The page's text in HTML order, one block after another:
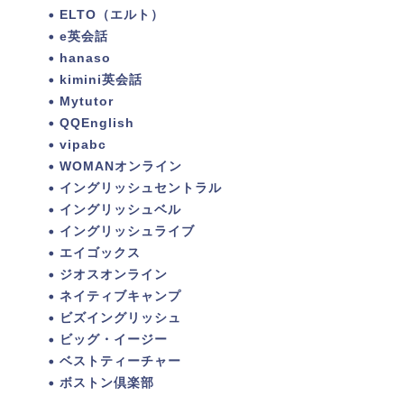
ELTO（エルト）
e英会話
hanaso
kimini英会話
Mytutor
QQEnglish
vipabc
WOMANオンライン
イングリッシュセントラル
イングリッシュベル
イングリッシュライブ
エイゴックス
ジオスオンライン
ネイティブキャンプ
ビズイングリッシュ
ビッグ・イージー
ベストティーチャー
ボストン倶楽部